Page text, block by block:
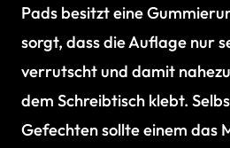
Pads besitzt eine
sorgt, dass die Auflage nur
verrutscht und damit
dem Schreibtisch klebt.
Gefechten sollte einem das